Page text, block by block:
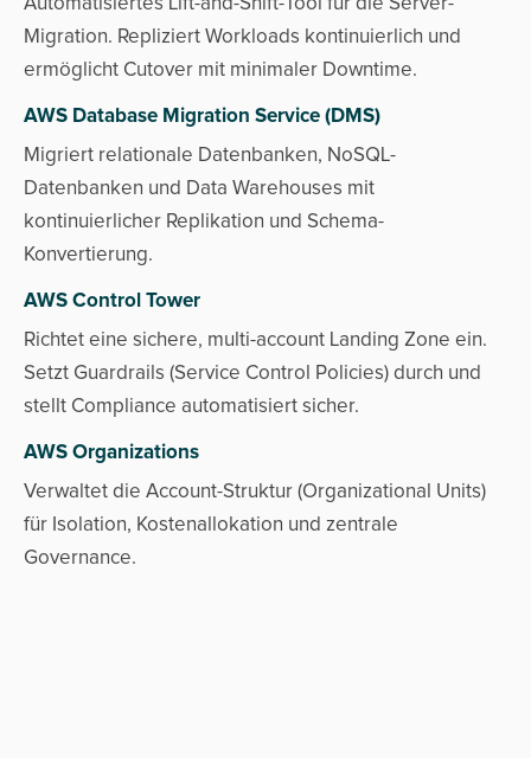
Automatisiertes Lift-and-Shift-Tool für die Server-
Migration. Repliziert Workloads kontinuierlich und
ermöglicht Cutover mit minimaler Downtime.
AWS Database Migration Service (DMS)
Migriert relationale Datenbanken, NoSQL-
Datenbanken und Data Warehouses mit
kontinuierlicher Replikation und Schema-
Konvertierung.
AWS Control Tower
Richtet eine sichere, multi-account Landing Zone ein.
Setzt Guardrails (Service Control Policies) durch und
stellt Compliance automatisiert sicher.
AWS Organizations
Verwaltet die Account-Struktur (Organizational Units)
für Isolation, Kostenallokation und zentrale
Governance.